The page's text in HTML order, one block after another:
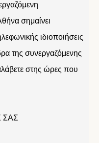
σημαίνει
ιδιοποιήσεις
της συνεργαζόμενης
στης ώρες που
ΣΑΣ